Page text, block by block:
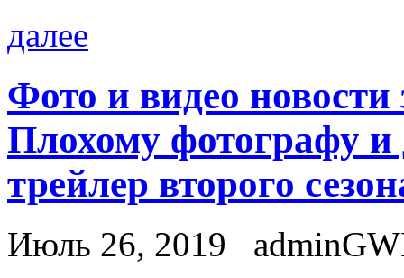
далее
Фото и видео
Плохому фотографу
трейлер второго
Июль 26, 2019